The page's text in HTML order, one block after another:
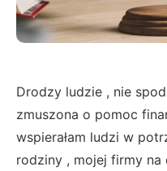
Drodzy ludzie , nie
zmuszona o pomoc
wspierałam ludzi w
rodziny , mojej firmy